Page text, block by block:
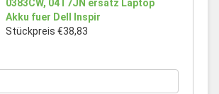
0383CW, 04T7JN ersatz Laptop
Akku fuer Dell Inspir
Stückpreis €38,83